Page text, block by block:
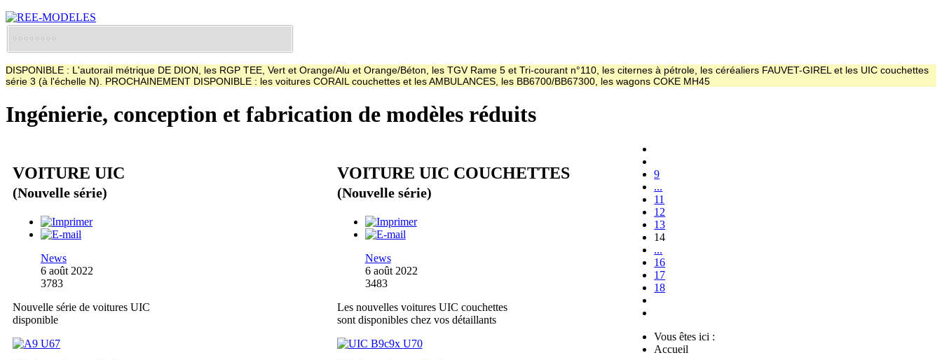
DISPONIBLE : L'autorail métrique DE DION, les RGP TEE, Vert et Orange/Alu et Orange/Béton, les TGV Rame 5 et Tri-courant n°110, les citernes à pétrole, les céréaliers FAUVET-GIREL et les UIC couchettes
série 3 (à l'échelle N). PROCHAINEMENT DISPONIBLE : les voitures CORAIL couchettes et les AMBULANCES, les BB6700/BB67300, les wagons COKE MH45
Ingénierie, conception et fabrication de modèles réduits
VOITURE UIC
(Nouvelle série)
News
6 août 2022
3783
Nouvelle série de voitures UIC
disponible
VOITURE UIC COUCHETTES
(Nouvelle série)
News
6 août 2022
3483
Les nouvelles voitures UIC couchettes
sont disponibles chez vos détaillants
9
...
11
12
13
14
...
16
17
18
Vous êtes ici :
Accueil